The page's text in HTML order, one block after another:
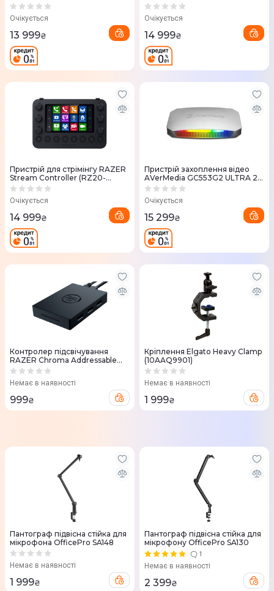
(10GAT9901)
Очікується
13 999₴
MK.2 (10GAS9901)
Очікується
14 999₴
Пристрій для стрімінгу RAZER
Stream Controller (RZ20-
04350100-R3M1)
Очікується
14 999₴
Пристрій захоплення відео
AVerMedia GC553G2 ULTRA 21
RGB (2160p144 PT / 2160p60
Очікується
15 299₴
Контролер підсвічування
RAZER Chroma Addressable
RGB Controller (Black) RZ34-
Немає в наявності
999₴
Кріплення Elgato Heavy Clamp
(10AAQ9901)
Немає в наявності
1 999₴
Пантограф підвісна стійка для
мікрофона OfficePro SA148
Немає в наявності
1 999₴
Пантограф підвісна стійка для
мікрофону OfficePro SA130
1
Немає в наявності
2 399₴